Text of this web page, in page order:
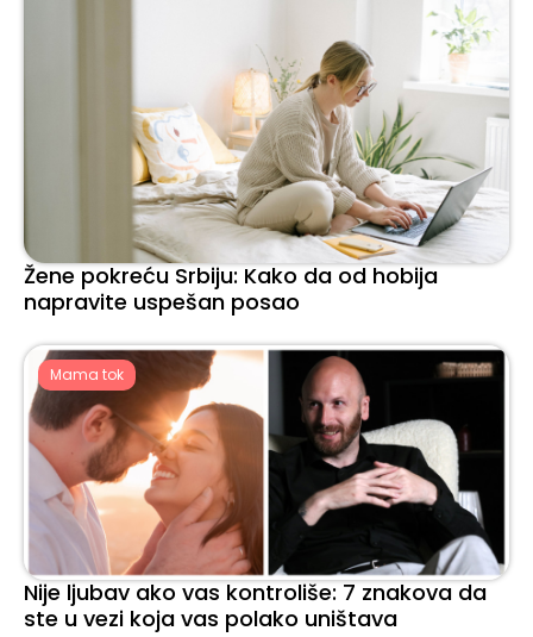
Žene pokreću Srbiju: Kako da od hobija
napravite uspešan posao
Mama tok
Nije ljubav ako vas kontroliše: 7 znakova da
ste u vezi koja vas polako uništava